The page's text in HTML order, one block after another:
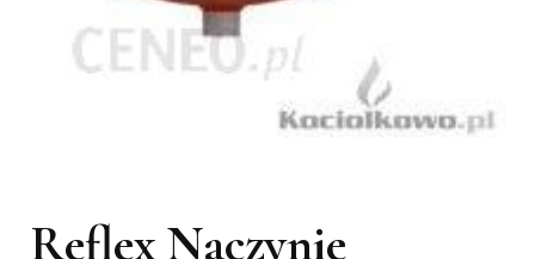
Reflex Naczynie